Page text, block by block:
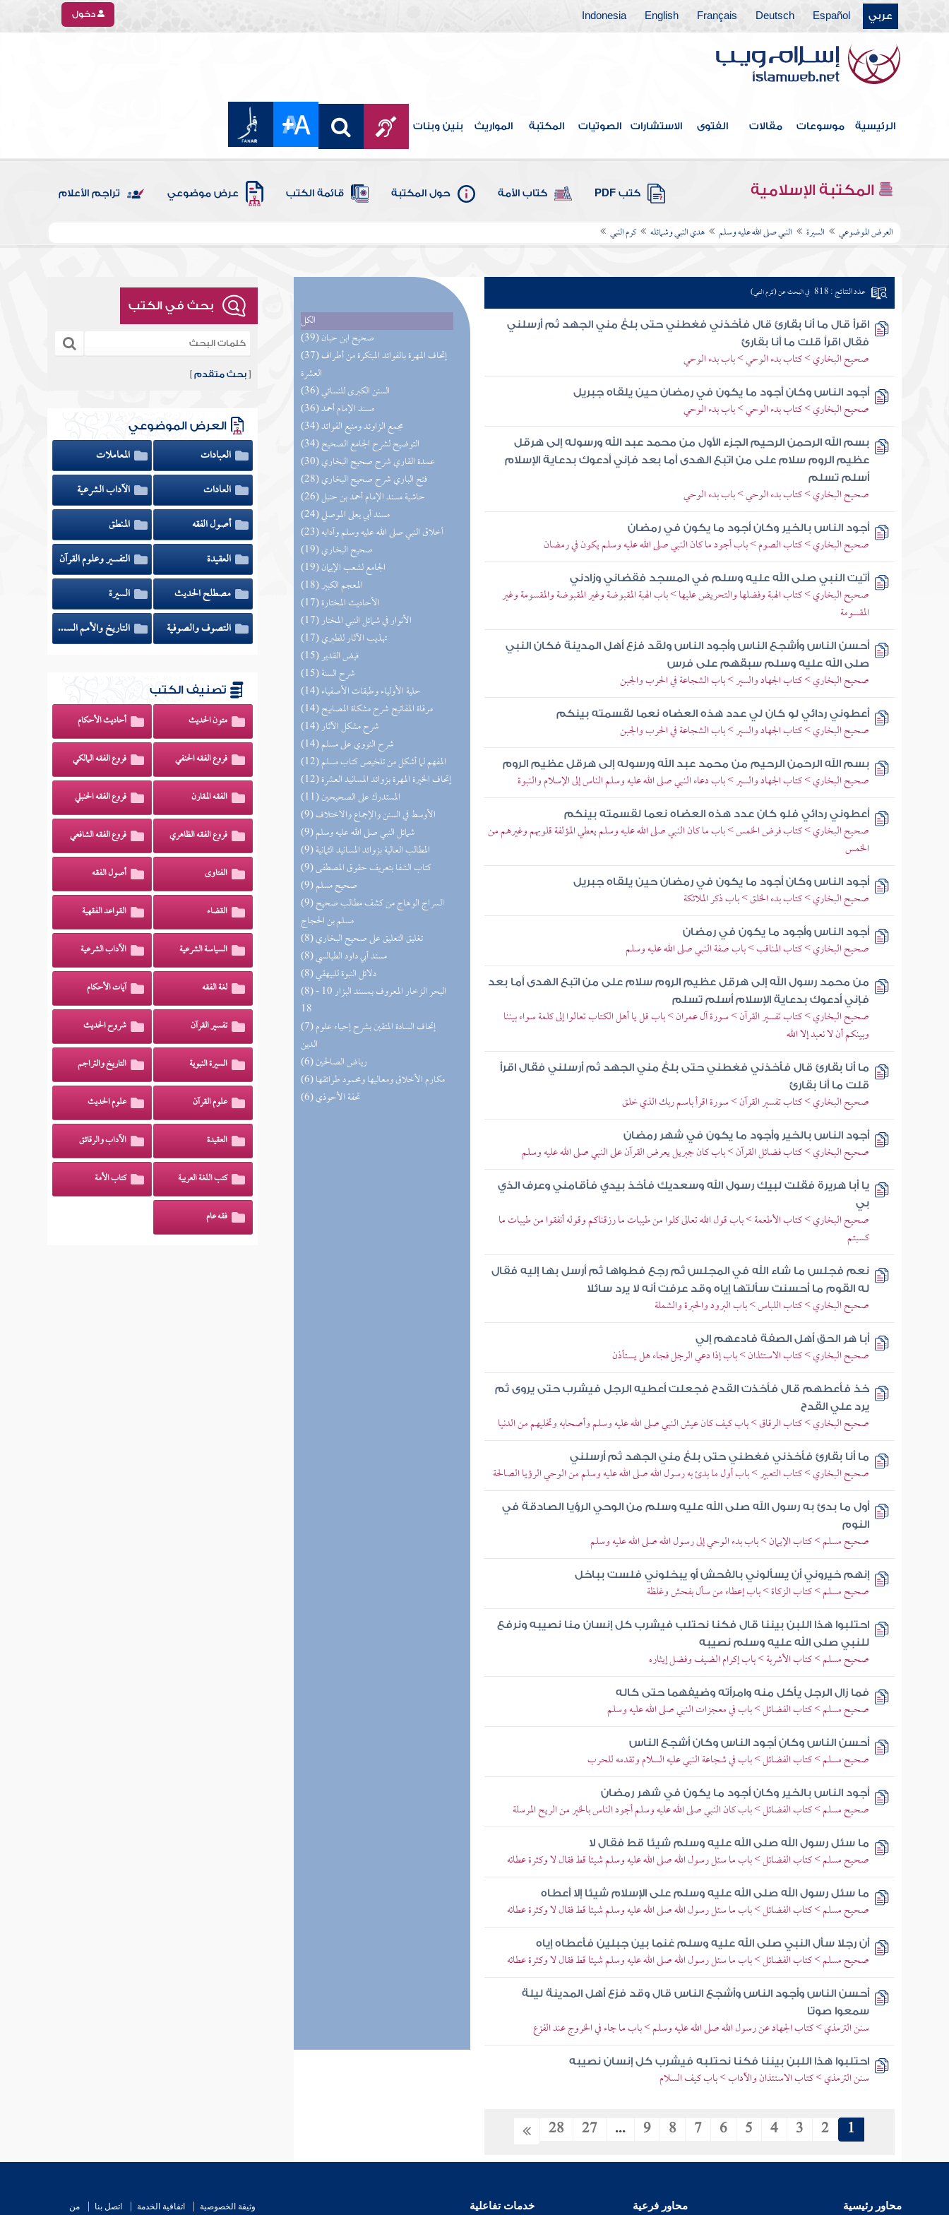
عربي Español
Deutsch
Français
English
Indonesia دخول
الرئيسية موسوعات مقالات الفتوى الاستشارات الصوتيات المكتبة المواريث بنين وبنات
المكتبة الإسلامية كتب PDF كتاب الأمة حول المكتبة قائمة الكتب عرض موضوعي تراجم الأعلام
العرض الموضوعي السيرة النبي صلى الله عليه وسلم هدي النبي وشمائله كرم النبي
الكل
(39) صحيح ابن حبان
(37) إتحاف المهرة بالفوائد المبتكرة من أطراف
العشرة
(36) السنن الكبرى للنسائي
(36) مسند الإمام أحمد
(34) مجمع الزاوئد ومنبع الفوائد
(34) التوضيح لشرح الجامع الصحيح
(30) عمدة القاري شرح صحيح البخاري
(28) فتح الباري شرح صحيح البخاري
(26) حاشية مسند الإمام أحمد بن حنبل
(24) مسند أبي يعلى الموصلي
(23) أخلاق النبي صلى الله عليه وسلم وآدابه
(19) صحيح البخاري
(19) الجامع لشعب الإيمان
(18) المعجم الكبير
(17) الأحاديث المختارة
(17) الأنوار في شمائل النبي المختار
(17) تهذيب الآثار للطبري
(15) فيض القدير
(15) شرح السنة
(14) حلية الأولياء وطبقات الأصفياء
(14) مرقاة المفاتيح شرح مشكاة المصابيح
(14) شرح مشكل الآثار
(14) شرح النووي على مسلم
(12) المفهم لما أشكل من تلخيص كتاب مسلم
(12) إتحاف الخيرة المهرة بزوائد المسانيد العشرة
(11) المستدرك على الصحيحين
(9) الأوسط في السنن والإجماع والاختلاف
(9) شمائل النبي صلى الله عليه وسلم
(9) المطالب العالية بزوائد المسانيد الثمانية
(9) كتاب الشفا بتعريف حقوق المصطفى
(9) صحيح مسلم
(9) السراج الوهاج من كشف مطالب صحيح
مسلم بن الحجاج
(8) تغليق التعليق على صحيح البخاري
(8) مسند أبي داود الطيالسي
(8) دلائل النبوة للبيهقي
(8) البحر الزخار المعروف بمسند البزار 10 -
18
(7) إتحاف السادة المتقين بشرح إحياء علوم
الدين
(6) رياض الصالحين
(6) مكارم الأخلاق ومعاليها ومحمود طرائقها
(6) تحفة الأحوذي
عدد النتائج : 818 في البحث عن (كرم النبي)
اقرأ قال ما أنا بقارئ قال فأخذني فغطني حتى بلغ مني الجهد ثم أرسلني
فقال اقرأ قلت ما أنا بقارئ
صحيح البخاري > كتاب بدء الوحي > باب بدء الوحي
أجود الناس وكان أجود ما يكون في رمضان حين يلقاه جبريل
صحيح البخاري > كتاب بدء الوحي > باب بدء الوحي
بسم الله الرحمن الرحيم الجزء الأول من محمد عبد الله ورسوله إلى هرقل
عظيم الروم سلام على من اتبع الهدى أما بعد فإني أدعوك بدعاية الإسلام
أسلم تسلم
صحيح البخاري > كتاب بدء الوحي > باب بدء الوحي
أجود الناس بالخير وكان أجود ما يكون في رمضان
صحيح البخاري > كتاب الصوم > باب أجود ما كان النبي صلى الله عليه وسلم يكون في رمضان
أتيت النبي صلى الله عليه وسلم في المسجد فقضاني وزادني
صحيح البخاري > كتاب الهبة وفضلها والتحريض عليها > باب الهبة المقبوضة وغير المقبوضة والمقسومة وغير
المقسومة
أحسن الناس وأشجع الناس وأجود الناس ولقد فزع أهل المدينة فكان النبي
صلى الله عليه وسلم سبقهم على فرس
صحيح البخاري > كتاب الجهاد والسير > باب الشجاعة في الحرب والجبن
أعطوني ردائي لو كان لي عدد هذه العضاه نعما لقسمته بينكم
صحيح البخاري > كتاب الجهاد والسير > باب الشجاعة في الحرب والجبن
بسم الله الرحمن الرحيم من محمد عبد الله ورسوله إلى هرقل عظيم الروم
صحيح البخاري > كتاب الجهاد والسير > باب دعاء النبي صلى الله عليه وسلم الناس إلى الإسلام والنبوة
أعطوني ردائي فلو كان عدد هذه العضاه نعما لقسمته بينكم
صحيح البخاري > كتاب فرض الخمس > باب ما كان النبي صلى الله عليه وسلم يعطي المؤلفة قلوبهم وغيرهم من
الخمس
أجود الناس وكان أجود ما يكون في رمضان حين يلقاه جبريل
صحيح البخاري > كتاب بدء الخلق > باب ذكر الملائكة
أجود الناس وأجود ما يكون في رمضان
صحيح البخاري > كتاب المناقب > باب صفة النبي صلى الله عليه وسلم
من محمد رسول الله إلى هرقل عظيم الروم سلام على من اتبع الهدى أما بعد
فإني أدعوك بدعاية الإسلام أسلم تسلم
صحيح البخاري > كتاب تفسير القرآن > سورة آل عمران > باب قل يا أهل الكتاب تعالوا إلى كلمة سواء بيننا
وبينكم أن لا نعبد إلا الله
ما أنا بقارئ قال فأخذني فغطني حتى بلغ مني الجهد ثم أرسلني فقال اقرأ
قلت ما أنا بقارئ
صحيح البخاري > كتاب تفسير القرآن > سورة اقرأ باسم ربك الذي خلق
أجود الناس بالخير وأجود ما يكون في شهر رمضان
صحيح البخاري > كتاب فضائل القرآن > باب كان جبريل يعرض القرآن على النبي صلى الله عليه وسلم
يا أبا هريرة فقلت لبيك رسول الله وسعديك فأخذ بيدي فأقامني وعرف الذي
بي
صحيح البخاري > كتاب الأطعمة > باب قول الله تعالى كلوا من طيبات ما رزقناكم وقوله أنفقوا من طيبات ما
كسبتم
نعم فجلس ما شاء الله في المجلس ثم رجع فطواها ثم أرسل بها إليه فقال
له القوم ما أحسنت سألتها إياه وقد عرفت أنه لا يرد سائلا
صحيح البخاري > كتاب اللباس > باب البرود والحبرة والشملة
أبا هر الحق أهل الصفة فادعهم إلي
صحيح البخاري > كتاب الاستئذان > باب إذا دعي الرجل فجاء هل يستأذن
خذ فأعطهم قال فأخذت القدح فجعلت أعطيه الرجل فيشرب حتى يروى ثم
يرد علي القدح
صحيح البخاري > كتاب الرقاق > باب كيف كان عيش النبي صلى الله عليه وسلم وأصحابه وتخليهم من الدنيا
ما أنا بقارئ فأخذني فغطني حتى بلغ مني الجهد ثم أرسلني
صحيح البخاري > كتاب التعبير > باب أول ما بدئ به رسول الله صلى الله عليه وسلم من الوحي الرؤيا الصالحة
أول ما بدئ به رسول الله صلى الله عليه وسلم من الوحي الرؤيا الصادقة في
النوم
صحيح مسلم > كتاب الإيمان > باب بدء الوحي إلى رسول الله صلى الله عليه وسلم
إنهم خيروني أن يسألوني بالفحش أو يبخلوني فلست بباخل
صحيح مسلم > كتاب الزكاة > باب إعطاء من سأل بفحش وغلظة
احتلبوا هذا اللبن بيننا قال فكنا نحتلب فيشرب كل إنسان منا نصيبه ونرفع
للنبي صلى الله عليه وسلم نصيبه
صحيح مسلم > كتاب الأشربة > باب إكرام الضيف وفضل إيثاره
فما زال الرجل يأكل منه وامرأته وضيفهما حتى كاله
صحيح مسلم > كتاب الفضائل > باب في معجزات النبي صلى الله عليه وسلم
أحسن الناس وكان أجود الناس وكان أشجع الناس
صحيح مسلم > كتاب الفضائل > باب في شجاعة النبي عليه السلام وتقدمه للحرب
أجود الناس بالخير وكان أجود ما يكون في شهر رمضان
صحيح مسلم > كتاب الفضائل > باب كان النبي صلى الله عليه وسلم أجود الناس بالخير من الريح المرسلة
ما سئل رسول الله صلى الله عليه وسلم شيئا قط فقال لا
صحيح مسلم > كتاب الفضائل > باب ما سئل رسول الله صلى الله عليه وسلم شيئا قط فقال لا وكثرة عطائه
ما سئل رسول الله صلى الله عليه وسلم على الإسلام شيئا إلا أعطاه
صحيح مسلم > كتاب الفضائل > باب ما سئل رسول الله صلى الله عليه وسلم شيئا قط فقال لا وكثرة عطائه
أن رجلا سأل النبي صلى الله عليه وسلم غنما بين جبلين فأعطاه إياه
صحيح مسلم > كتاب الفضائل > باب ما سئل رسول الله صلى الله عليه وسلم شيئا قط فقال لا وكثرة عطائه
أحسن الناس وأجود الناس وأشجع الناس قال وقد فزع أهل المدينة ليلة
سمعوا صوتا
سنن الترمذي > كتاب الجهاد عن رسول الله صلى الله عليه وسلم > باب ما جاء في الخروج عند الفزع
احتلبوا هذا اللبن بيننا فكنا نحتلبه فيشرب كل إنسان نصيبه
سنن الترمذي > كتاب الاستئذان والآداب > باب كيف السلام
1
2
3
4
5
6
7
8
9
...
27
28
بحث في الكتب
[بحث متقدم ]
العرض الموضوعي
العبادات
المعاملات
العادات
الآداب الشرعية
أصول الفقه
المنطق
العقيدة
التفسير وعلوم القرآن
مصطلح الحديث
السيرة
التصوف والصوفية
التاريخ والأمم السابقة
تصنيف الكتب
متون الحديث أحاديث الأحكام
فروع الفقه الحنفي فروع الفقه المالكي
الفقه المقارن فروع الفقه الحنبلي
فروع الفقه الظاهري فروع الفقه الشافعي
الفتاوى أصول الفقه
القضاء القواعد الفقهية
السياسة الشرعية الآداب الشرعية
لغة الفقه آيات الأحكام
تفسير القرآن شروح الحديث
السيرة النبوية التاريخ والتراجم
علوم القرآن علوم الحديث
العقيدة الآداب والرقائق
كتب اللغة العربية كتاب الأمة
فقه عام
محاور رئيسية محاور فرعية خدمات تفاعلية وثيقة الخصوصية اتفاقية الخدمة اتصل بنا من